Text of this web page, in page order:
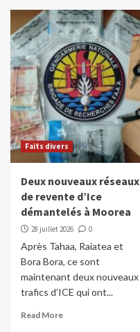
Faits divers
Deux nouveaux réseaux
de revente d’Ice
démantelés à Moorea
28 juillet 2026 0
Après Tahaa, Raiatea et
Bora Bora, ce sont
maintenant deux nouveaux
trafics d’ICE qui ont...
Read More